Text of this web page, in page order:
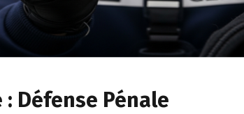
Défense Pénale